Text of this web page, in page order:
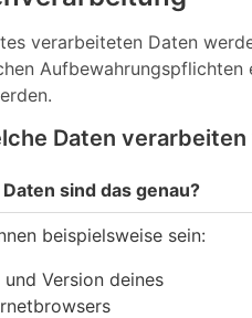
verarbeiteten Daten
Daten
sind das genau?
beispielsweise sein:
und Version deines